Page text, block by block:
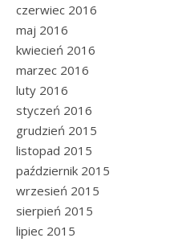
czerwiec 2016
maj 2016
kwiecień 2016
marzec 2016
luty 2016
styczeń 2016
grudzień 2015
listopad 2015
październik 2015
wrzesień 2015
sierpień 2015
lipiec 2015